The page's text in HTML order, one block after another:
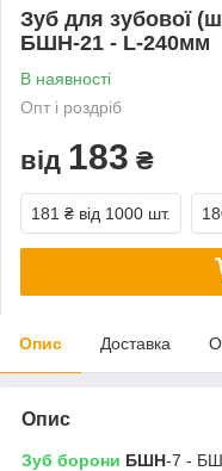
Зуб для зубової
БШН-21 - L-240мм
В наявності
Опт і роздріб
від 183 ₴
181 ₴ від 1000 шт.
Опис Доставка
Опис
Зуб борони БШН-7 -